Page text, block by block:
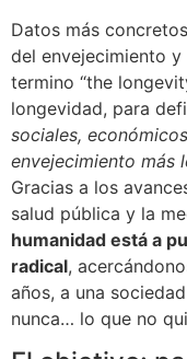
Datos más
del envejecimiento
termino “the
longevidad, para
sociales,
envejecimiento más
Gracias a los
salud pública y la
humanidad está a
radical,
años, a una
nunca… lo que no